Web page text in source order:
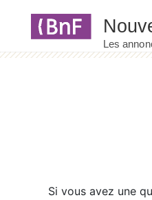
Si vous avez une